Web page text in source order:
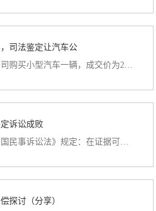
司法鉴定让汽车公
诉讼成败
探讨（分享）